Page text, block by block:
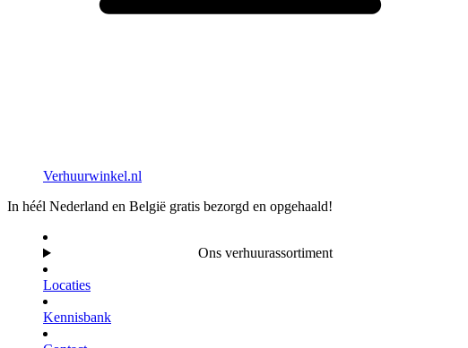
Verhuurwinkel.nl
In héél Nederland en België gratis bezorgd en opgehaald!
Ons verhuurassortiment
Locaties
Kennisbank